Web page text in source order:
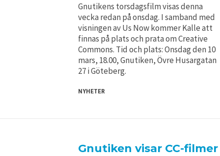
Gnutikens torsdagsfilm visas denna
vecka redan på onsdag. I samband med
visningen av Us Now kommer Kalle att
finnas på plats och prata om Creative
Commons. Tid och plats: Onsdag den 10
mars, 18.00, Gnutiken, Övre Husargatan
27 i Göteberg.
NYHETER
Gnutiken visar CC-filmer